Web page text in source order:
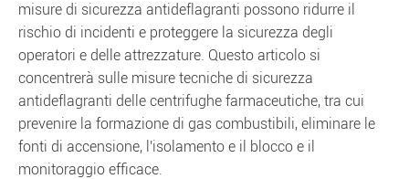
misure di sicurezza antideflagranti possono ridurre il
rischio di incidenti e proteggere la sicurezza degli
operatori e delle attrezzature. Questo articolo si
concentrerà sulle misure tecniche di sicurezza
antideflagranti delle centrifughe farmaceutiche, tra cui
prevenire la formazione di gas combustibili, eliminare le
fonti di accensione, l'isolamento e il blocco e il
monitoraggio efficace.